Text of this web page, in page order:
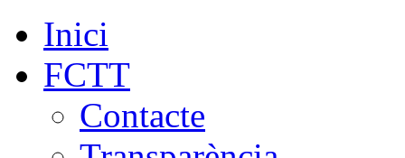
Inici
FCTT
Contacte